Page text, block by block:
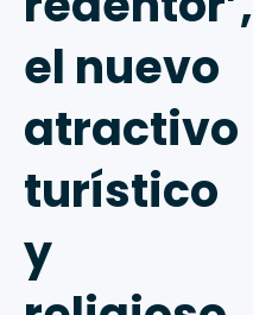
el nuevo
atractivo
turístico
y